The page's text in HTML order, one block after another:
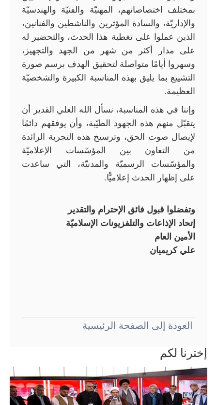
بمختلف اختصاصاتهم، المهنيّة والفنيّة والهندسيّة
والإداريّة، والسادة المؤثرين والناشطين والفنانين،
الذين عملوا على تغطية هذا الحدث، والتحضير له
على مدار أكثر من شهر من الجهد والتجهيز،
وسهروا أيامًا متواصلة لتحقيق الهدف برسم صورة
التشييع بما يليق بهذه المناسبة الكبيرة والشخصيّة
العظيمة.
وإننا في هذه المناسبة، نسأل الله العلي القدير أن
يتقبّل منهم هذه الجهود الطيّبة، وأن يوفقهم دائمًا
لإيصال صوت الحق، وترسيخ هذه التجربة الرائدة
من التعاون بين المؤسّسات الإعلاميّة
والمؤسّسات الرسميّة والمدنيّة، التي ساعدت
على إظهار الحدث إعلاميًّا.
وتفضلوا قبول فائق الإحترام والتقدير
إتحاد الإذاعات والتلفزيونات الإسلاميّة
الأمين العام
علي كريميان
العودة إلى الصفحة الرئيسية
إخترنا لكم